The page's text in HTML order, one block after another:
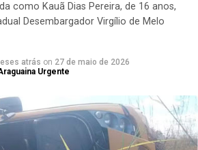
como Kauã Dias Pereira, de 16 anos,
Desembargador Virgílio de Melo
atrás on 27 de maio de 2026
Urgente